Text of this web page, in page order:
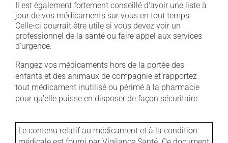
Il est également fortement conseillé d'avoir une liste à
jour de vos médicaments sur vous en tout temps.
Celle-ci pourrait être utile si vous devez voir un
professionnel de la santé ou faire appel aux services
d'urgence.
Rangez vos médicaments hors de la portée des
enfants et des animaux de compagnie et rapportez
tout médicament inutilisé ou périmé à la pharmacie
pour qu'elle puisse en disposer de façon sécuritaire.
Le contenu relatif au médicament et à la condition